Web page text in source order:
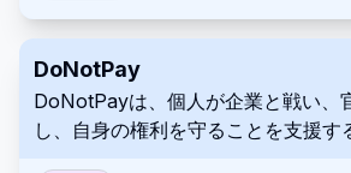
検出、顔フォーカス、多言語キャプ
DoNotPay
DoNotPayは、個人が企業と戦い、
し、自身の権利を守ることを支援す